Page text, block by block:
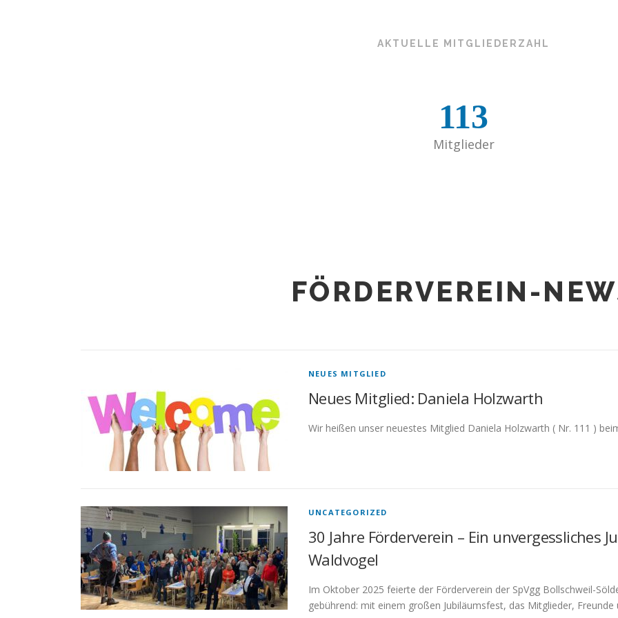
AKTUELLE MITGLIEDERZAHL
113
Mitglieder
FÖRDERVEREIN-
NEUES MITGLIED
Neues Mitglied: Daniela Holzwarth
Wir heißen unser neuestes Mitglied Daniela Holzwarth ( Nr. 111 )
UNCATEGORIZED
30 Jahre Förderverein – Ein unvergessliches
Waldvogel
Im Oktober 2025 feierte der Förderverein der SpVgg Bollschweil-
gebührend: mit einem großen Jubiläumsfest, das Mitglieder,